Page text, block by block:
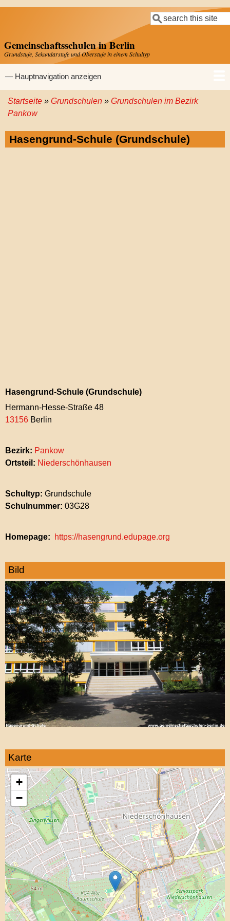
Suche
Gemeinschaftsschulen in Berlin
Grundstufe, Sekundarstufe und Oberstufe in einem Schultyp
Hauptnavigation
— Hauptnavigation anzeigen
Startseite
Gemeinschaftsschulen
Grundschulen
Sekundarschulen
Gymnasien
Pfadnavigation
Startseite Grundschulen
Grundschulen im Bezirk
Pankow
Hasengrund-Schule (Grundschule)
Hasengrund-Schule (Grundschule)
Hermann-Hesse-Straße 48
13156 Berlin
Bezirk: Pankow
Ortsteil: Niederschönhausen
Schultyp: Grundschule
Schulnummer: 03G28
Homepage https://hasengrund.edupage.org
Bild
Karte
+
−